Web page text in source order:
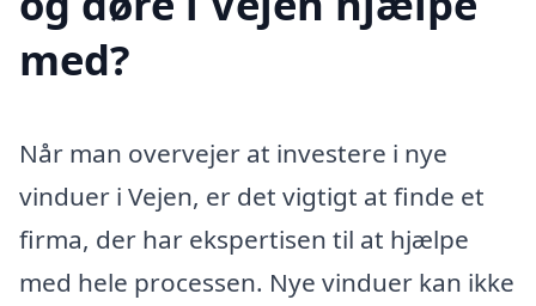
med?
Når man overvejer at investere i nye
vinduer i Vejen, er det vigtigt at finde et
firma, der har ekspertisen til at hjælpe
med hele processen. Nye vinduer kan ikke